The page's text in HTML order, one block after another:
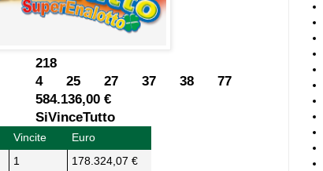
218
4 25 27 37 38 77
584.136,00 €
SiVinceTutto
Vincite
Euro
1
178.324,07 €